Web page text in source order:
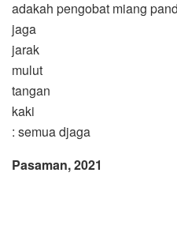
adakah pengobat miang
jaga
jarak
mulut
tangan
kaki
: semua djaga
Pasaman, 2021